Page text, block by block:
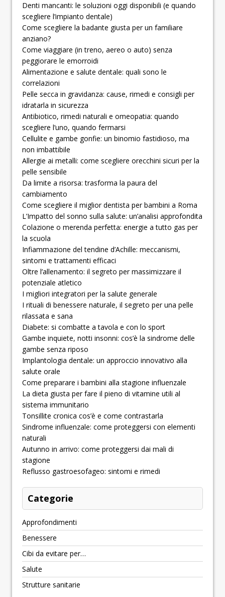
Denti mancanti: le soluzioni oggi disponibili (e quando
scegliere l’impianto dentale)
­­­­­Come scegliere la badante giusta per un familiare
anziano?
Come viaggiare (in treno, aereo o auto) senza
peggiorare le emorroidi
Alimentazione e salute dentale: quali sono le
correlazioni
Pelle secca in gravidanza: cause, rimedi e consigli per
idratarla in sicurezza
Antibiotico, rimedi naturali e omeopatia: quando
scegliere l’uno, quando fermarsi
Cellulite e gambe gonfie: un binomio fastidioso, ma
non imbattibile
Allergie ai metalli: come scegliere orecchini sicuri per la
pelle sensibile
Da limite a risorsa: trasforma la paura del
cambiamento
Come scegliere il miglior dentista per bambini a Roma
L’Impatto del sonno sulla salute: un’analisi approfondita
Colazione o merenda perfetta: energie a tutto gas per
la scuola
Infiammazione del tendine d’Achille: meccanismi,
sintomi e trattamenti efficaci
Oltre l’allenamento: il segreto per massimizzare il
potenziale atletico
I migliori integratori per la salute generale
I rituali di benessere naturale, il segreto per una pelle
rilassata e sana
Diabete: si combatte a tavola e con lo sport
Gambe inquiete, notti insonni: cos’è la sindrome delle
gambe senza riposo
Implantologia dentale: un approccio innovativo alla
salute orale
Come preparare i bambini alla stagione influenzale
La dieta giusta per fare il pieno di vitamine utili al
sistema immunitario
Tonsillite cronica cos’è e come contrastarla
Sindrome influenzale: come proteggersi con elementi
naturali
Autunno in arrivo: come proteggersi dai mali di
stagione
Reflusso gastroesofageo: sintomi e rimedi
Categorie
Approfondimenti
Benessere
Cibi da evitare per…
Salute
Strutture sanitarie